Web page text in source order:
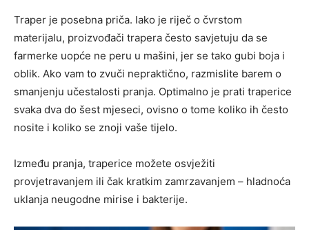
Traper je posebna priča. Iako je riječ o čvrstom
materijalu, proizvođači trapera često savjetuju da se
farmerke uopće ne peru u mašini, jer se tako gubi boja i
oblik. Ako vam to zvuči nepraktično, razmislite barem o
smanjenju učestalosti pranja. Optimalno je prati traperice
svaka dva do šest mjeseci, ovisno o tome koliko ih često
nosite i koliko se znoji vaše tijelo.
Između pranja, traperice možete osvježiti
provjetravanjem ili čak kratkim zamrzavanjem – hladnoća
uklanja neugodne mirise i bakterije.